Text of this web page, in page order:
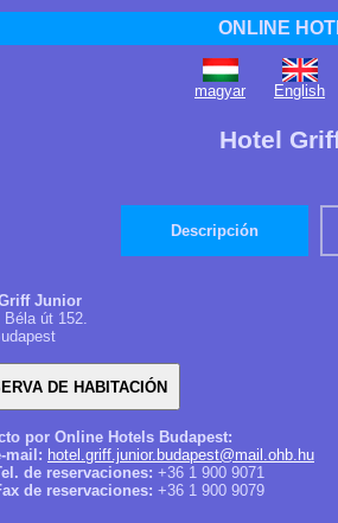
ONLINE
magyar English
Hotel
Descripción
Junior
Béla út 152.
por Online Hotels Budapest:
mail: hotel.griff.junior.budapest@mail.ohb.hu
de reservaciones: +36 1 900 9071
de reservaciones: +36 1 900 9079